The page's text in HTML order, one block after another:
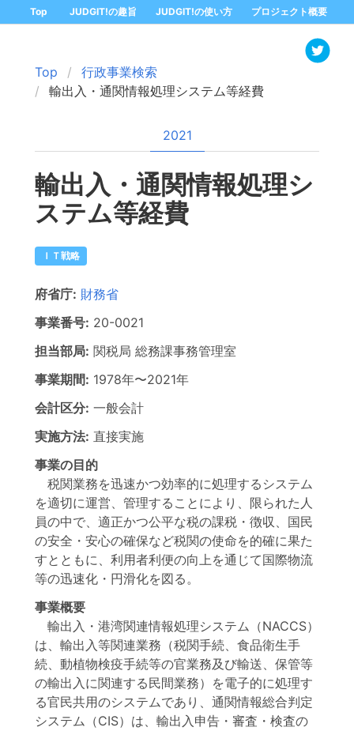
Top JUDGIT!の趣旨 JUDGIT!の使い方 プロジェクト概要
Top
行政事業検索
輸出入・通関情報処理システム等経費
2021
輸出入・通関情報処理シ
ステム等経費
ＩＴ戦略
府省庁: 財務省
事業番号: 20-0021
担当部局: 関税局 総務課事務管理室
事業期間: 1978年〜2021年
会計区分: 一般会計
実施方法: 直接実施
事業の目的
税関業務を迅速かつ効率的に処理するシステム
を適切に運営、管理することにより、限られた人
員の中で、適正かつ公平な税の課税・徴収、国民
の安全・安心の確保など税関の使命を的確に果た
すとともに、利用者利便の向上を通じて国際物流
等の迅速化・円滑化を図る。
事業概要
輸出入・港湾関連情報処理システム（NACCS）
は、輸出入等関連業務（税関手続、食品衛生手
続、動植物検疫手続等の官業務及び輸送、保管等
の輸出入に関連する民間業務）を電子的に処理す
る官民共用のシステムであり、通関情報総合判定
システム（CIS）は、輸出入申告・審査・検査の